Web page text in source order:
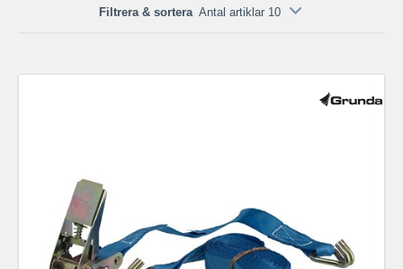
Filtrera & sortera Antal artiklar 10